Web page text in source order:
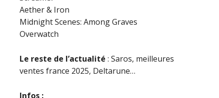
Aether & Iron
Midnight Scenes: Among Graves
Overwatch
Le reste de l’actualité : Saros, meilleures
ventes france 2025, Deltarune…
Infos :